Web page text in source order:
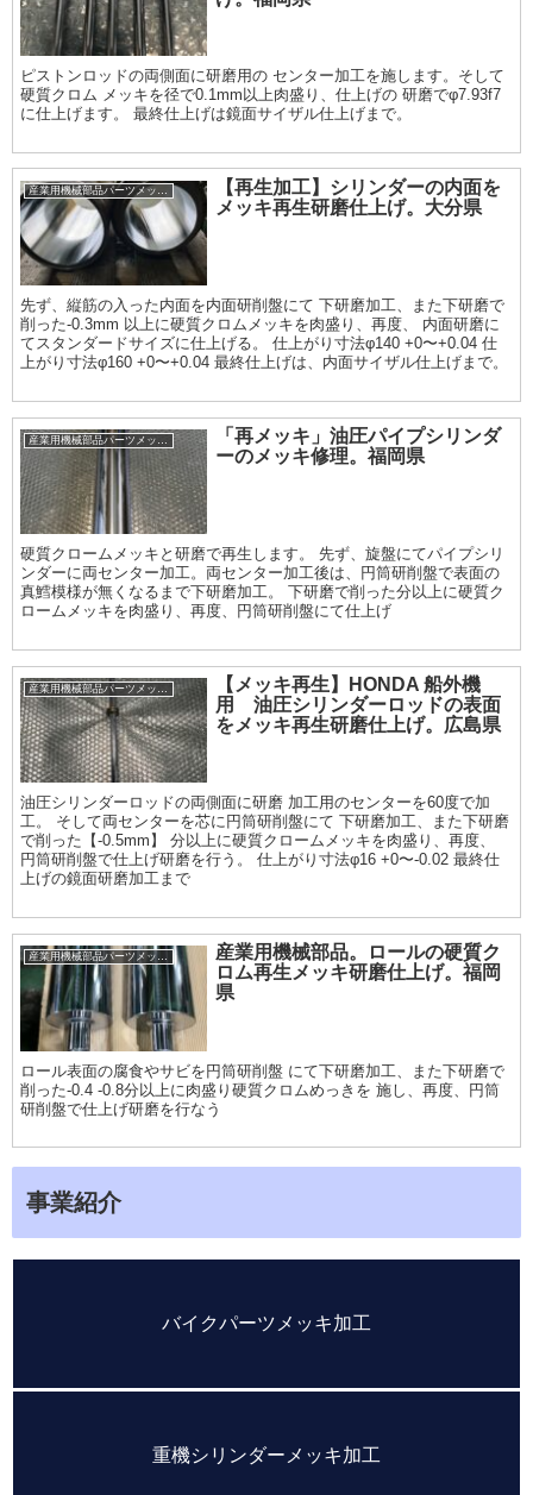
ピストンロッドの両側面に研磨用の センター加工を施します。そして
硬質クロム メッキを径で0.1mm以上肉盛り、仕上げの 研磨でφ7.93f7
に仕上げます。 最終仕上げは鏡面サイザル仕上げまで。
産業用機械部品パーツメッキ加工履歴
【再生加工】シリンダーの内面を
メッキ再生研磨仕上げ。大分県
先ず、縦筋の入った内面を内面研削盤にて 下研磨加工、また下研磨で
削った-0.3mm 以上に硬質クロムメッキを肉盛り、再度、 内面研磨に
てスタンダードサイズに仕上げる。 仕上がり寸法φ140 +0〜+0.04 仕
上がり寸法φ160 +0〜+0.04 最終仕上げは、内面サイザル仕上げまで。
「再メッキ」油圧パイプシリンダ
ーのメッキ修理。福岡県
硬質クロームメッキと研磨で再生します。 先ず、旋盤にてパイプシリ
ンダーに両センター加工。両センター加工後は、円筒研削盤で表面の
真鱈模様が無くなるまで下研磨加工。 下研磨で削った分以上に硬質ク
ロームメッキを肉盛り、再度、円筒研削盤にて仕上げ
【メッキ再生】HONDA 船外機
用 油圧シリンダーロッドの表面
をメッキ再生研磨仕上げ。広島県
油圧シリンダーロッドの両側面に研磨 加工用のセンターを60度で加
工。 そして両センターを芯に円筒研削盤にて 下研磨加工、また下研磨
で削った【-0.5mm】 分以上に硬質クロームメッキを肉盛り、再度、
円筒研削盤で仕上げ研磨を行う。 仕上がり寸法φ16 +0〜-0.02 最終仕
上げの鏡面研磨加工まで
産業用機械部品パーツメッキ加工履歴
産業用機械部品。ロールの硬質ク
ロム再生メッキ研磨仕上げ。福岡
県
ロール表面の腐食やサビを円筒研削盤 にて下研磨加工、また下研磨で
削った-0.4 -0.8分以上に肉盛り硬質クロムめっきを 施し、再度、円筒
研削盤で仕上げ研磨を行なう
事業紹介
バイクパーツメッキ加工
重機シリンダーメッキ加工